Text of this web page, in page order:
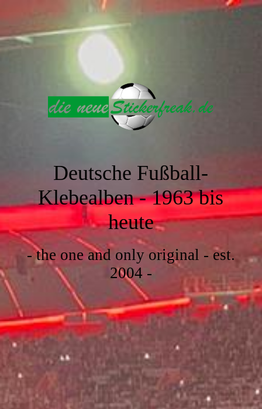
Deutsche Fußball-
Klebealben - 1963 bis
heute
- the one and only original - est.
2004 -